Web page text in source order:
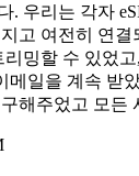
. 우리는 각자
고 여전히 연결
밍할 수 있었
메일을 계속 받
해주었고 모든